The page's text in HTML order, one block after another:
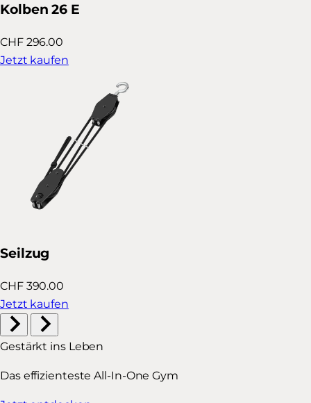
Kolben 26 E
CHF 296.00
Jetzt kaufen
Seilzug
CHF 390.00
Jetzt kaufen
Gestärkt ins Leben
Das effizienteste All-In-One Gym